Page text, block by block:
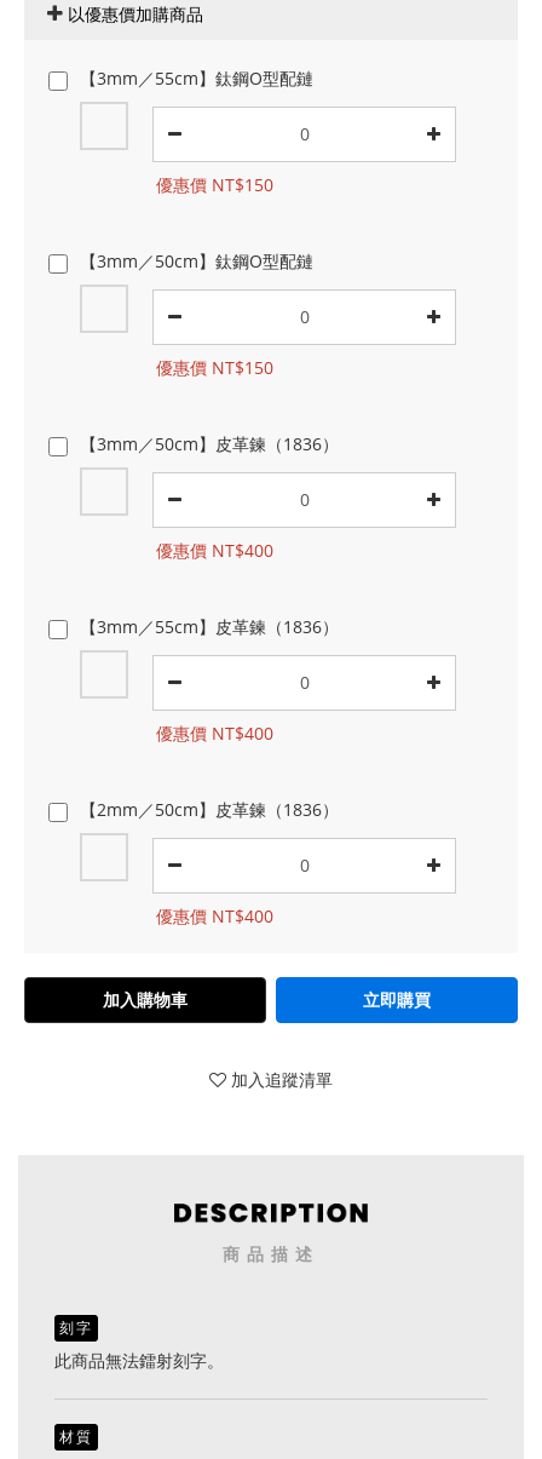
以優惠價加購商品
【3mm／55cm】鈦鋼O型配鏈
優惠價 NT$150
【3mm／50cm】鈦鋼O型配鏈
優惠價 NT$150
【3mm／50cm】皮革鍊（1836）
優惠價 NT$400
【3mm／55cm】皮革鍊（1836）
優惠價 NT$400
【2mm／50cm】皮革鍊（1836）
優惠價 NT$400
加入購物車 立即購買
加入追蹤清單
商品描述
刻字
此商品無法鐳射刻字。
材質